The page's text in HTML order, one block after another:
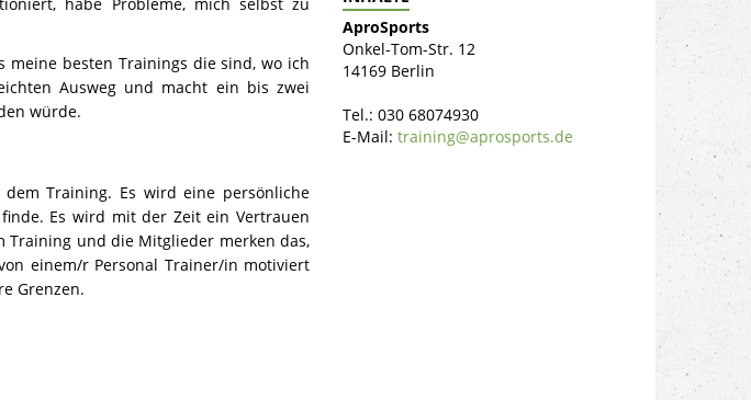
meine besten Trainings die sind, wo ich
Ausweg und macht ein bis zwei
würde.
Training. Es wird eine persönliche
Es wird mit der Zeit ein Vertrauen
Training und die Mitglieder merken das,
einem/r Personal Trainer/in motiviert
Grenzen.
AproSports
Onkel-Tom-Str. 12
14169 Berlin
Tel.: 030 68074930
E-Mail: training@aprosports.de